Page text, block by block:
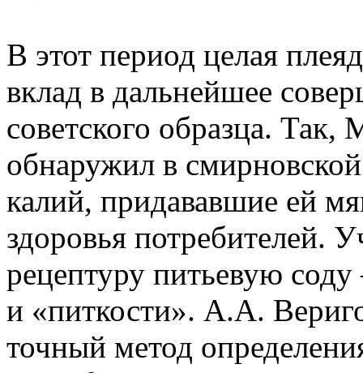
В этот период целая
вклад в дальнейшее
советского образца.
обнаружил в
калий, придававшие ей
здоровья потребителей.
рецептуру питьевую
и «питкости». А.А.
точный метод